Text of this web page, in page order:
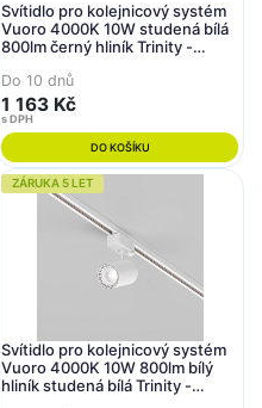
Svítidlo pro kolejnicový systém
Vuoro 4000K 10W studená bílá
800lm černý hliník Trinity -
Do 10 dnů
1 163 Kč
s DPH
DO KOŠÍKU
ZÁRUKA 5 LET
Svítidlo pro kolejnicový systém
Vuoro 4000K 10W 800lm bílý
hliník studená bílá Trinity -